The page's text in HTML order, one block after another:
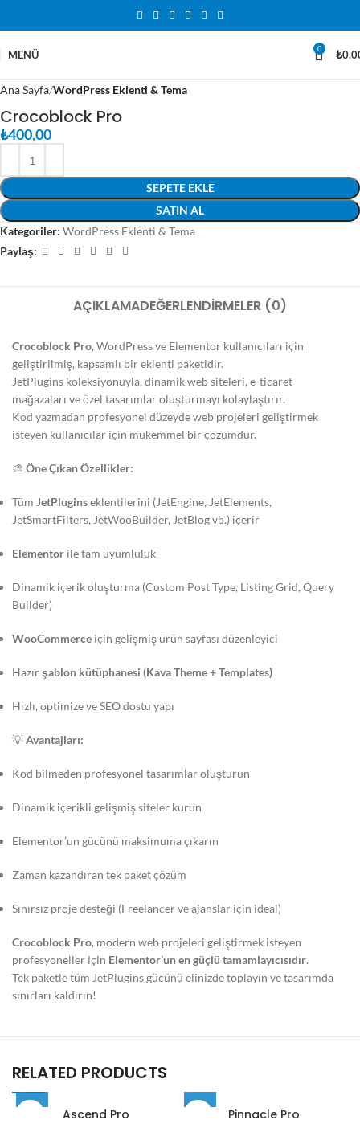
MENÜ 0 ₺
Ana Sayfa WordPress Eklenti & Tema
Crocoblock Pro
₺400,00
SEPETE EKLE
SATIN AL
Kategoriler: WordPress Eklenti & Tema
Paylaş:
AÇIKLAMADEĞERLENDIRMELER (0)
Crocoblock Pro, WordPress ve Elementor kullanıcıları için
geliştirilmiş, kapsamlı bir eklenti paketidir.
JetPlugins koleksiyonuyla, dinamik web siteleri, e-ticaret
mağazaları ve özel tasarımlar oluşturmayı kolaylaştırır.
Kod yazmadan profesyonel düzeyde web projeleri geliştirmek
isteyen kullanıcılar için mükemmel bir çözümdür.
🎨 Öne Çıkan Özellikler:
Tüm JetPluginseklentilerini (JetEngine, JetElements,
JetSmartFilters, JetWooBuilder, JetBlog vb.) içerir
Elementor ile tam uyumluluk
Dinamik içerik oluşturma (Custom Post Type, Listing Grid, Query
Builder)
WooCommerce için gelişmiş ürün sayfası düzenleyici
Hazırşablon kütüphanesi (Kava Theme + Templates)
Hızlı, optimize ve SEO dostu yapı
💡Avantajları:
Kod bilmeden profesyonel tasarımlar oluşturun
Dinamik içerikli gelişmiş siteler kurun
Elementor’un gücünü maksimuma çıkarın
Zaman kazandıran tek paket çözüm
Sınırsız proje desteği (Freelancer ve ajanslar için ideal)
Crocoblock Pro, modern web projeleri geliştirmek isteyen
profesyoneller için Elementor’un en güçlü tamamlayıcısıdır.
Tek paketle tüm JetPlugins gücünü elinizde toplayın ve tasarımda
sınırları kaldırın!
RELATED PRODUCTS
Ascend Pro Pinnacle Pro